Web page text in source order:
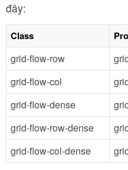
đây:
Class
grid-flow-row
grid-flow-col
grid-flow-dense
grid-flow-row-dense
grid-flow-col-dense